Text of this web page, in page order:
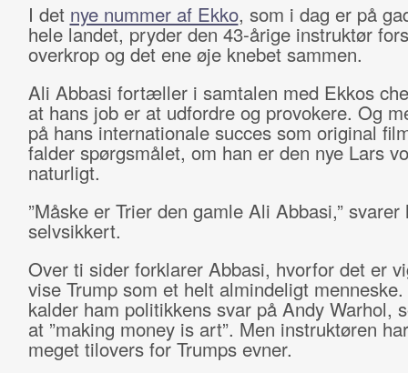
I det nye nummer af Ekko, som i dag er på
hele landet, pryder den 43-årige instruktør
overkrop og det ene øje knebet sammen.
Ali Abbasi fortæller i samtalen med Ekkos
at hans job er at udfordre og provokere. Og
på hans internationale succes som original
falder spørgsmålet, om han er den nye Lars
naturligt.
”Måske er Trier den gamle Ali Abbasi,” svarer
selvsikkert.
Over ti sider forklarer Abbasi, hvorfor det er
vise Trump som et helt almindeligt
kalder ham politikkens svar på Andy Warhol,
at ”making money is art”. Men instruktøren
meget tilovers for Trumps evner.